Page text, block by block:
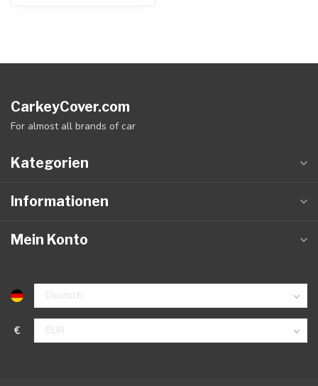
CarkeyCover.com
For almost all brands of car
Kategorien
Informationen
Mein Konto
€